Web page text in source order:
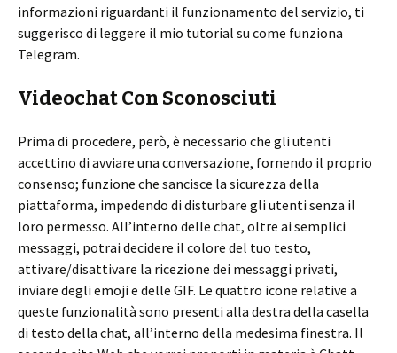
informazioni riguardanti il funzionamento del servizio, ti
suggerisco di leggere il mio tutorial su come funziona
Telegram.
Videochat Con Sconosciuti
Prima di procedere, però, è necessario che gli utenti
accettino di avviare una conversazione, fornendo il proprio
consenso; funzione che sancisce la sicurezza della
piattaforma, impedendo di disturbare gli utenti senza il
loro permesso. All’interno delle chat, oltre ai semplici
messaggi, potrai decidere il colore del tuo testo,
attivare/disattivare la ricezione dei messaggi privati,
inviare degli emoji e delle GIF. Le quattro icone relative a
queste funzionalità sono presenti alla destra della casella
di testo della chat, all’interno della medesima finestra. Il